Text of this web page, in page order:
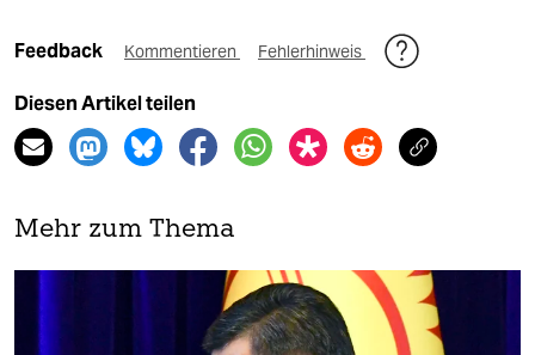
Feedback Kommentieren Fehlerhinweis
Diesen Artikel teilen
Mehr zum Thema